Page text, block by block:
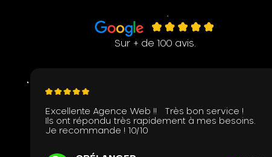
Sur + de 100 avis.
Excellente Agence Web !! Très bon service !
Ils ont répondu très rapidement à mes besoins.
Je recommande ! 10/10